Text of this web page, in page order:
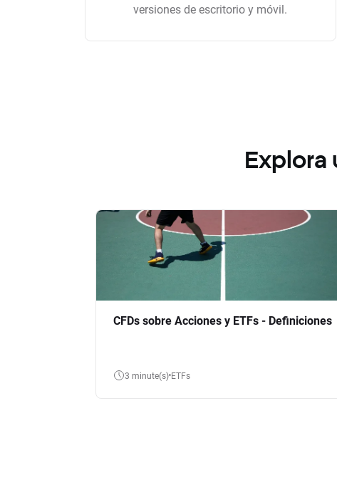
versiones de escritorio y móvil.
Explora
CFDs sobre Acciones y ETFs - Definiciones
3 minute(s) ETFs